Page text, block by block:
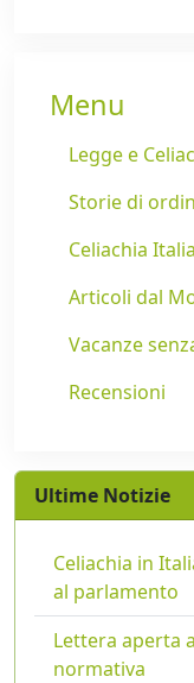
Menu
Legge e
Storie di
Celiachia
Articoli dal
Vacanze
Recensioni
Ultime Notizie
Celiachia in
al parlamento
Lettera aperta
normativa